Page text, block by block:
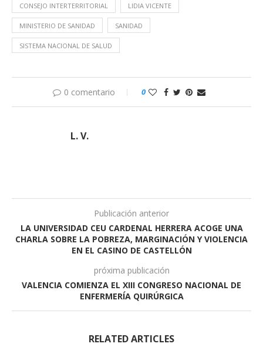
CONSEJO INTERTERRITORIAL LIDIA VICENTE
MINISTERIO DE SANIDAD SANIDAD
SISTEMA NACIONAL DE SALUD
0 comentario 0
L. V.
Publicación anterior
LA UNIVERSIDAD CEU CARDENAL HERRERA ACOGE UNA
CHARLA SOBRE LA POBREZA, MARGINACIÓN Y VIOLENCIA
EN EL CASINO DE CASTELLÓN
próxima publicación
VALENCIA COMIENZA EL XIII CONGRESO NACIONAL DE
ENFERMERÍA QUIRÚRGICA
RELATED ARTICLES